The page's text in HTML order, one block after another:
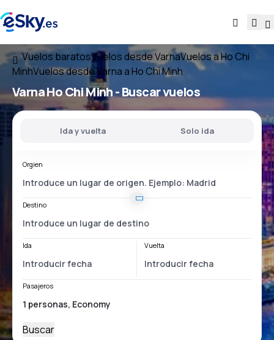
Vuelos baratosVuelos desde VarnaVuelos a Ho Chi
MinhVuelos desde Varna a Ho Chi Minh
Varna Ho Chi Minh- Buscar vuelos
Ida y vuelta Solo ida
Orgien
Destino
Ida Vuelta
Pasajeros
Buscar